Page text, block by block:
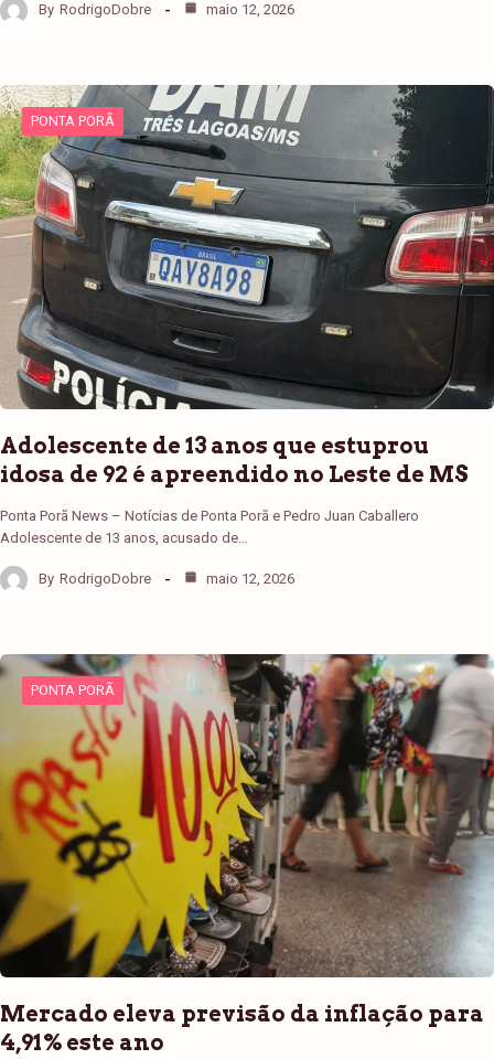
By RodrigoDobre maio 12, 2026
PONTA PORÃ
Adolescente de 13 anos que estuprou
idosa de 92 é apreendido no Leste de MS
Ponta Porã News – Notícias de Ponta Porã e Pedro Juan Caballero
Adolescente de 13 anos, acusado de…
By RodrigoDobre maio 12, 2026
PONTA PORÃ
Mercado eleva previsão da inflação para
4,91% este ano